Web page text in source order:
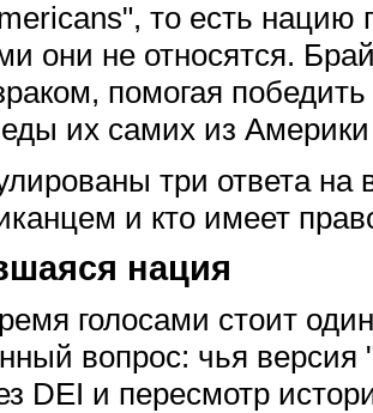
то есть нацию
они не относятся.
помогая победить
их самих из Америки
три ответа на
и кто имеет
нация
голосами стоит
вопрос: чья версия
DEI и пересмотр